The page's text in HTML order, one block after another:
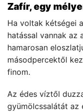
Zafír, egy
Ha voltak kétségei
hatással vannak az
hamarosan
másodpercektől
finom.
Az édes víztől
gyümölcssalátát az